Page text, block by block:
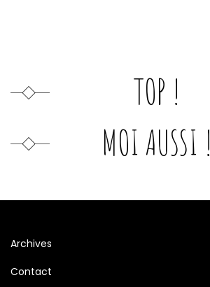
TOP !
MOI AUSSI !
Archives
Contact